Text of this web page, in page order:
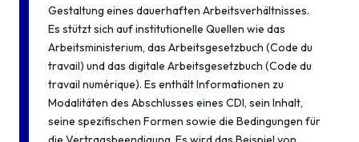
Gestaltung eines dauerhaften Arbeitsverhältnisses.
Es stützt sich auf institutionelle Quellen wie das
Arbeitsministerium, das Arbeitsgesetzbuch (Code du
travail) und das digitale Arbeitsgesetzbuch (Code du
travail numérique). Es enthält Informationen zu
Modalitäten des Abschlusses eines CDI, sein Inhalt,
seine spezifischen Formen sowie die Bedingungen für